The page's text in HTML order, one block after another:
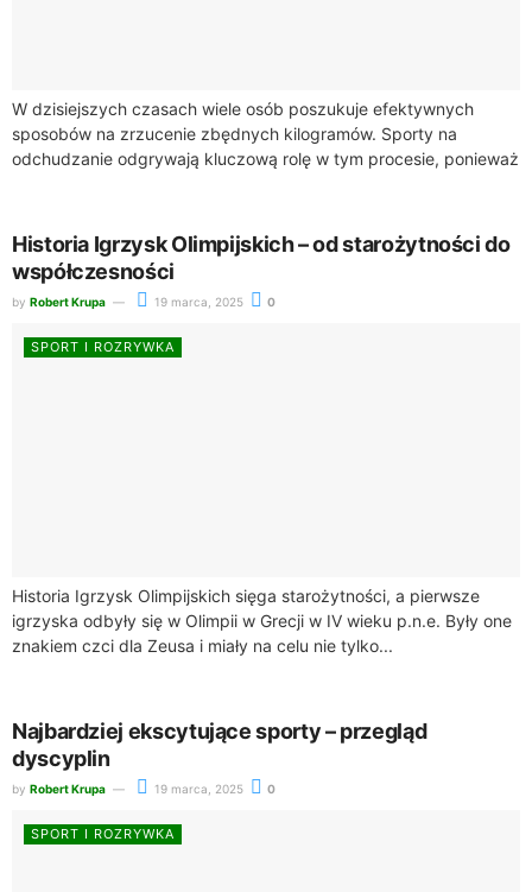
W dzisiejszych czasach wiele osób poszukuje efektywnych
sposobów na zrzucenie zbędnych kilogramów. Sporty na
odchudzanie odgrywają kluczową rolę w tym procesie, ponieważ
Historia Igrzysk Olimpijskich – od starożytności do
współczesności
by Robert Krupa 19 marca, 2025 0
SPORT I ROZRYWKA
Historia Igrzysk Olimpijskich sięga starożytności, a pierwsze
igrzyska odbyły się w Olimpii w Grecji w IV wieku p.n.e. Były one
znakiem czci dla Zeusa i miały na celu nie tylko...
Najbardziej ekscytujące sporty – przegląd
dyscyplin
by Robert Krupa 19 marca, 2025 0
SPORT I ROZRYWKA